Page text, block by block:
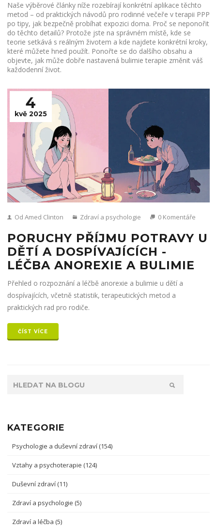
Naše výběrové články níže rozebírají konkrétní aplikace těchto
metod – od praktických návodů pro rodinné večeře v terapii PPP
po tipy, jak bezpečně probíhat expozici doma. Proč se neponořit
do těchto detailů? Protože jste na správném místě, kde se
teorie setkává s reálným životem a kde najdete konkrétní kroky,
které můžete hned použít. Ponořte se do dalšího obsahu a
objevte, jak může dobře nastavená bulimie terapie změnit váš
každodenní život.
4
kvě 2025
Od Amed Clinton Zdraví a psychologie 0 Komentáře
PORUCHY PŘÍJMU POTRAVY U
DĚTÍ A DOSPÍVAJÍCÍCH -
LÉČBA ANOREXIE A BULIMIE
Přehled o rozpoznání a léčbě anorexie a bulimie u dětí a
dospívajících, včetně statistik, terapeutických metod a
praktických rad pro rodiče.
ČÍST VÍCE
KATEGORIE
Psychologie a duševní zdraví (154)
Vztahy a psychoterapie (124)
Duševní zdraví (11)
Zdraví a psychologie (5)
Zdraví a léčba (5)